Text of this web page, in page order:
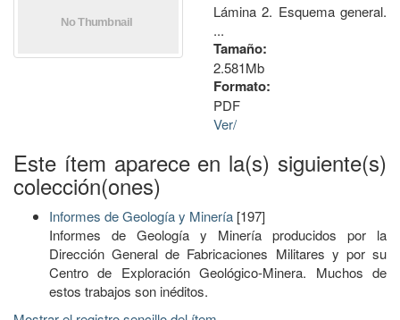
Lámina 2. Esquema general.
...
Tamaño:
2.581Mb
Formato:
PDF
Ver/
Este ítem aparece en la(s) siguiente(s)
colección(ones)
Informes de Geología y Minería [197]
Informes de Geología y Minería producidos por la
Dirección General de Fabricaciones Militares y por su
Centro de Exploración Geológico-Minera. Muchos de
estos trabajos son inéditos.